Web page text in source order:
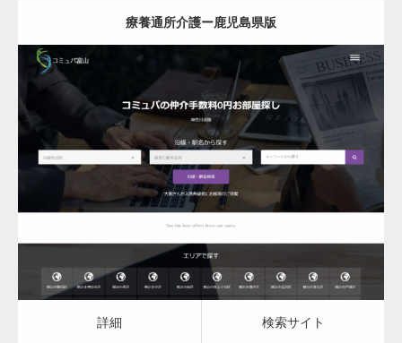
療養通所介護ー鹿児島県版
更新日：2023.03.09
検索サイト
詳細 検索サイト
Hello world!
究極的に実用性を重視した「フッターバー」
が電話予約や記事の拡…
高度な広告管理機能を搭載。広告のランダム
表示やショートコード…